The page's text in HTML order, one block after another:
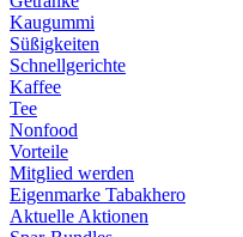
Kaugummi
Süßigkeiten
Schnellgerichte
Kaffee
Tee
Nonfood
Vorteile
Mitglied werden
Eigenmarke Tabakhero
Aktuelle Aktionen